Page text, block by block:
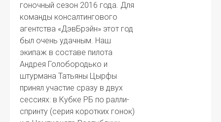
гоночный сезон 2016 года. Для
команды консалтингового
агентства «ДэвБрэйн» этот год
был очень удачным. Наш
экипаж в составе пилота
Андрея Голобородько и
штурмана Татьяны Цырфы
принял участие сразу в двух
сессиях: в Кубке РБ по ралли-
спринту (серия коротких гонок)